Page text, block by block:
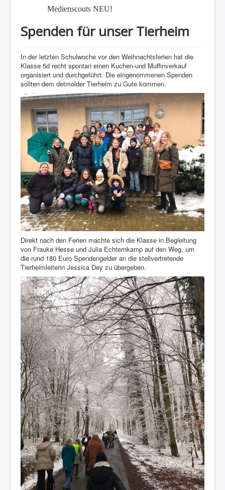
Medienscouts NEU!
Spenden für unser Tierheim
In der letzten Schulwoche vor den Weihnachtsferien hat die
Klasse 5d recht spontan einen Kuchen-und Muffinverkauf
organisiert und durchgeführt. Die eingenommenen Spenden
sollten dem detmolder Tierheim zu Gute kommen.
Direkt nach den Ferien machte sich die Klasse in Begleitung
von Frauke Hesse und Julia Echternkamp auf den Weg, um
die rund 180 Euro Spendengelder an die stellvertretende
Tierheimleiterin Jessica Dey zu übergeben.